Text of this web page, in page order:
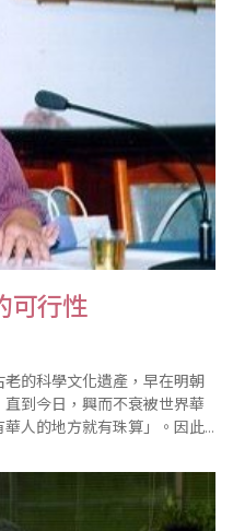
可行性
的科學文化遺產，早在明朝
到今日，興而不衰被世界華
人的地方就有珠算」。因此
＜數術記遺＞一書中就已提
這一傳統珠算，加減用一上
法則用九..